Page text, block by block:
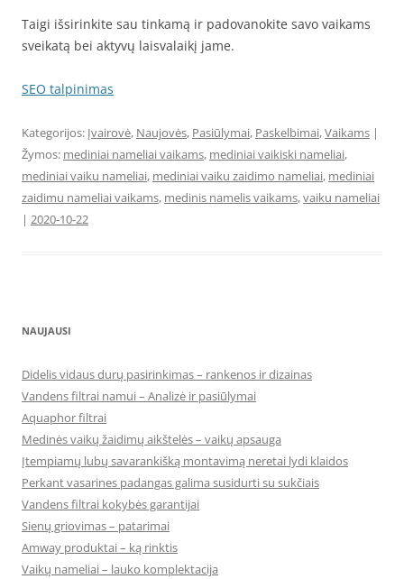
Taigi išsirinkite sau tinkamą ir padovanokite savo vaikams
sveikatą bei aktyvų laisvalaikį jame.
SEO talpinimas
Kategorijos: Įvairovė, Naujovės, Pasiūlymai, Paskelbimai,Vaikams |
Žymos: mediniai nameliai vaikams, mediniai vaikiski nameliai,
mediniai vaiku nameliai, mediniai vaiku zaidimo nameliai, mediniai
zaidimu nameliai vaikams, medinis namelis vaikams,vaiku nameliai
| 2020-10-22
NAUJAUSI
Didelis vidaus durų pasirinkimas – rankenos ir dizainas
Vandens filtrai namui – Analizė ir pasiūlymai
Aquaphor filtrai
Medinės vaikų žaidimų aikštelės – vaikų apsauga
Įtempiamų lubų savarankišką montavimą neretai lydi klaidos
Perkant vasarines padangas galima susidurti su sukčiais
Vandens filtrai kokybės garantijai
Sienų griovimas – patarimai
Amway produktai – ką rinktis
Vaikų nameliai – lauko komplektacija